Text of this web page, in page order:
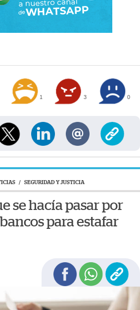
1 3 0
/ SEGURIDAD Y JUSTICIA
se hacía pasar por
para estafar